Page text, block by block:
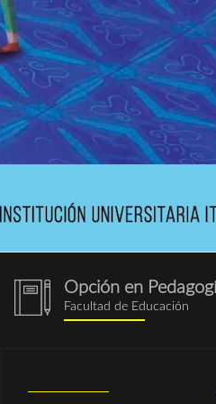
notebook
(1).png
Opción en
Facultad de Educación